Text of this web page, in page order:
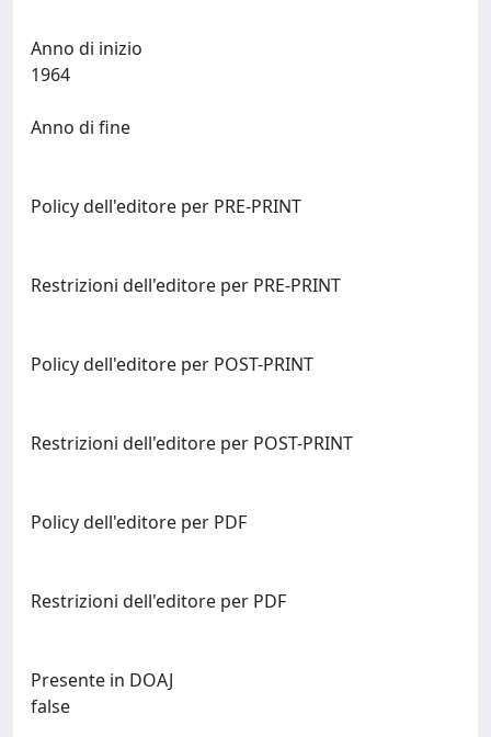
Anno di inizio
Anno di fine
Policy dell'editore per PRE-PRINT
Restrizioni dell'editore per PRE-PRINT
Policy dell'editore per POST-PRINT
Restrizioni dell'editore per POST-PRINT
Policy dell'editore per PDF
Restrizioni dell'editore per PDF
Presente in DOAJ